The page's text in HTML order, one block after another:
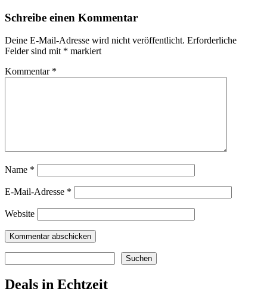
Schreibe einen Kommentar
Deine E-Mail-Adresse wird nicht veröffentlicht. Erforderliche
Felder sind mit * markiert
Kommentar *
Name *
E-Mail-Adresse *
Website
Suchen
Deals in Echtzeit